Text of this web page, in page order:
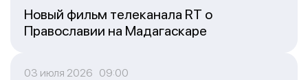
Новый фильм телеканала RT о
Православии на Мадагаскаре
03 июля 2026 09:00